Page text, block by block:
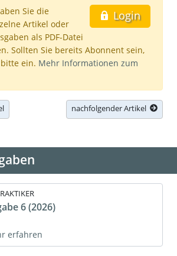
Login
Sie die
Artikel oder
als PDF-Datei
Sollten Sie bereits Abonnent sein,
ein. Mehr Informationen zum
nachfolgender Artikel
6 (2026)
erfahren